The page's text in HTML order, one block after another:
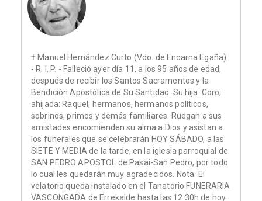
† Manuel Hernández Curto (Vdo. de Encarna Egaña)
- R. I. P. - Falleció ayer día 11, a los 95 años de edad,
después de recibir los Santos Sacramentos y la
Bendición Apostólica de Su Santidad. Su hija: Coro;
ahijada: Raquel; hermanos, hermanos políticos,
sobrinos, primos y demás familiares. Ruegan a sus
amistades encomienden su alma a Dios y asistan a
los funerales que se celebrarán HOY SÁBADO, a las
SIETE Y MEDIA de la tarde, en la iglesia parroquial de
SAN PEDRO APOSTOL de Pasai-San Pedro, por todo
lo cual les quedarán muy agradecidos. Nota: El
velatorio queda instalado en el Tanatorio FUNERARIA
VASCONGADA de Errekalde hasta las 12:30h de hoy.